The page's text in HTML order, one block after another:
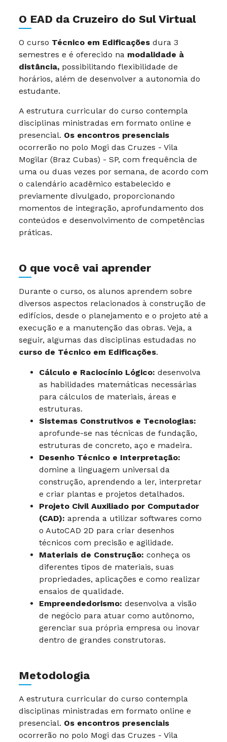
O EAD da Cruzeiro do Sul Virtual
O curso Técnico em Edificações dura 3
semestres e é oferecido na modalidade à
distância, possibilitando flexibilidade de
horários, além de desenvolver a autonomia do
estudante.
A estrutura curricular do curso contempla
disciplinas ministradas em formato online e
presencial. Os encontros presenciais
ocorrerão no polo Mogi das Cruzes - Vila
Mogilar (Braz Cubas) - SP, com frequência de
uma ou duas vezes por semana, de acordo com
o calendário acadêmico estabelecido e
previamente divulgado, proporcionando
momentos de integração, aprofundamento dos
conteúdos e desenvolvimento de competências
práticas.
O que você vai aprender
Durante o curso, os alunos aprendem sobre
diversos aspectos relacionados à construção de
edifícios, desde o planejamento e o projeto até a
execução e a manutenção das obras. Veja, a
seguir, algumas das disciplinas estudadas no
curso de Técnico em Edificações.
Cálculo e Raciocínio Lógico: desenvolva
as habilidades matemáticas necessárias
para cálculos de materiais, áreas e
estruturas.
Sistemas Construtivos e Tecnologias:
aprofunde-se nas técnicas de fundação,
estruturas de concreto, aço e madeira.
Desenho Técnico e Interpretação:
domine a linguagem universal da
construção, aprendendo a ler, interpretar
e criar plantas e projetos detalhados.
Projeto Civil Auxiliado por Computador
(CAD): aprenda a utilizar softwares como
o AutoCAD 2D para criar desenhos
técnicos com precisão e agilidade.
Materiais de Construção: conheça os
diferentes tipos de materiais, suas
propriedades, aplicações e como realizar
ensaios de qualidade.
Empreendedorismo: desenvolva a visão
de negócio para atuar como autônomo,
gerenciar sua própria empresa ou inovar
dentro de grandes construtoras.
Metodologia
A estrutura curricular do curso contempla
disciplinas ministradas em formato online e
presencial. Os encontros presenciais
ocorrerão no polo Mogi das Cruzes - Vila